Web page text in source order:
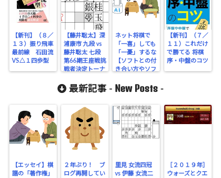
【新刊】（８／
１３）振り飛車
最前線 石田流
VS△１四歩型
【藤井聡太】深
浦康市 九段 vs
藤井聡太 七段
第66期王座戦挑
戦者決定トーナ
ネット将棋で
「一喜」しても
「一憂」するな
【ソフトとの付
き合い方やソフ
【新刊】（７／
１１）これだけ
で勝てる 将棋
序・中盤のコツ
最新記事 - New Posts -
【エッセイ】棋
譜の「著作権」
２年ぶり！ ブ
ログ再開してい
里見 女流四冠
vs 伊藤 女流二
［２０１９年］
ウォーズとクエ